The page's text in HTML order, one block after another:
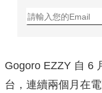
Gogoro EZZY 自 6
台，連續兩個月在